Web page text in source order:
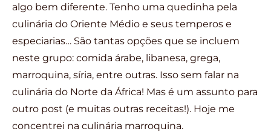
algo bem diferente. Tenho uma quedinha pela
culinária do Oriente Médio e seus temperos e
especiarias… São tantas opções que se incluem
neste grupo: comida árabe, libanesa, grega,
marroquina, síria, entre outras. Isso sem falar na
culinária do Norte da África! Mas é um assunto para
outro post (e muitas outras receitas!). Hoje me
concentrei na culinária marroquina.